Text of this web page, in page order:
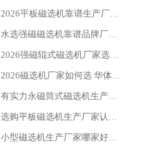
2026平板磁选机靠谱生产厂家怎么选?行业标杆华体会手机网页版-华体会(中国) ，凭硬实力脱颖而出
水选强磁磁选机靠谱品牌厂家推荐：华体会手机网页版-华体会(中国) ，技术实力与口碑双在线
2026强磁辊式磁选机厂家选购技巧_认准华体会手机网页版-华体会(中国) 生产厂家
2026磁选机厂家如何选 华体会手机网页版-华体会(中国) 生产厂家14年行业经验支招
有实力永磁筒式磁选机生产厂家优质设备推荐榜｜华体会手机网页版-华体会(中国) 领衔
选购平板磁选机生产厂家认准华体会手机网页版-华体会(中国) 老牌生产厂家收获众多回头客
小型磁选机生产厂家哪家好?2026 年实测推荐，华体会手机网页版-华体会(中国) 十年口碑厂值得闭眼入